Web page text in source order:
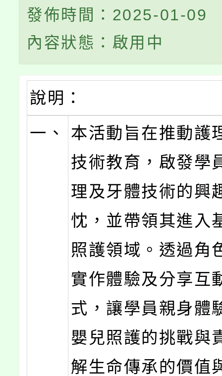
發佈時間：2025-01-09
內容狀態：啟用中
說明：
一、
本活動旨在推動護
技術教育，啟發學
理及牙體技術的興
忱，並帶領其進入
照護領域。透過角
實作體驗及分享互
式，讓學員親身體
嬰兒照護的挑戰與
解生命傳承的價值